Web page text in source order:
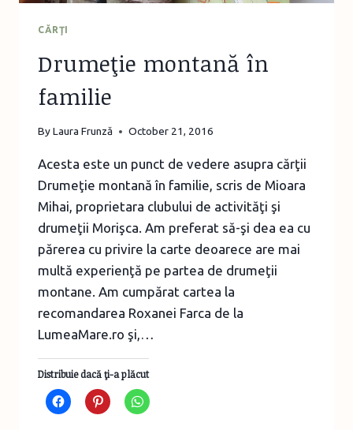
CĂRŢI
Drumeţie montană în
familie
ByLaura Frunză October 21, 2016
Acesta este un punct de vedere asupra cărţii
Drumeţie montană în familie, scris de Mioara
Mihai, proprietara clubului de activităţi şi
drumeţii Morişca. Am preferat să-şi dea ea cu
părerea cu privire la carte deoarece are mai
multă experienţă pe partea de drumeţii
montane. Am cumpărat cartea la
recomandarea Roxanei Farca de la
LumeaMare.ro şi,…
Distribuie dacă ţi-a plăcut